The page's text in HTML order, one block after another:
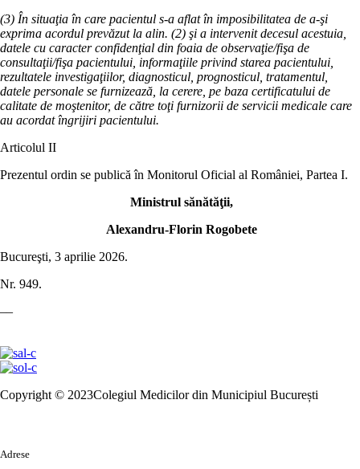
(3) În situaţia în care pacientul s-a aflat în imposibilitatea de a-şi
exprima acordul prevăzut la alin. (2) şi a intervenit decesul acestuia,
datele cu caracter confidenţial din foaia de observaţie/fişa de
consultaţii/fişa pacientului, informaţiile privind starea pacientului,
rezultatele investigaţiilor, diagnosticul, prognosticul, tratamentul,
datele personale se furnizează, la cerere, pe baza certificatului de
calitate de moştenitor, de către toţi furnizorii de servicii medicale care
au acordat îngrijiri pacientului.
Articolul II
Prezentul ordin se publică în Monitorul Oficial al României, Partea I.
Ministrul sănătăţii,
Alexandru-Florin Rogobete
Bucureşti, 3 aprilie 2026.
Nr. 949.
––
Copyright © 2023Colegiul Medicilor din Municipiul București
Adrese